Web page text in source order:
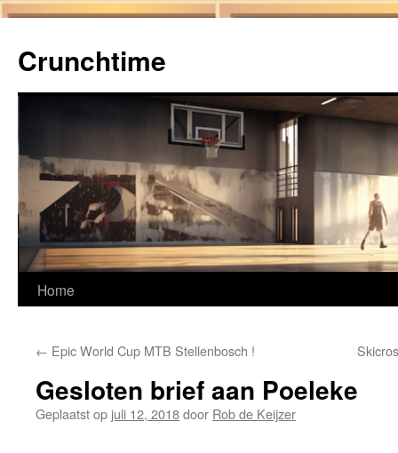
de
inhoud
Crunchtime
Home
← Epic World Cup MTB Stellenbosch !
Gesloten brief aan Poeleke
Geplaatst op juli 12, 2018door Rob de Keijzer